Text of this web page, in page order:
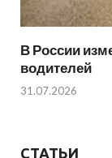
В России
водителей
31.07.2026
СТАТЬИ